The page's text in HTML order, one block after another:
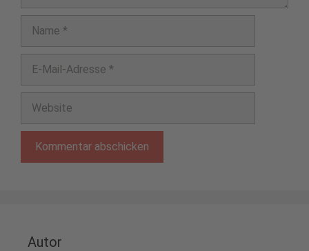
Adresse
Autor